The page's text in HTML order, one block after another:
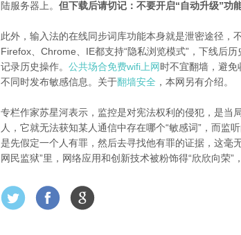
陆服务器上。 但下载后请切记：不要开启“自动升级”功
此外，输入法的在线同步词库功能本身就是泄密途径，
Firefox、Chrome、IE都支持“隐私浏览模式”，下线后
记录历史操作。 公共场合免费wifi上网时不宜翻墙，避
不同时发布敏感信息。关于翻墙安全 ，本网另有介绍。
专栏作家苏星河表示，监控是对宪法权利的侵犯，是当
人，它就无法获知某人通信中存在哪个“敏感词”，而监
是先假定一个人有罪，然后去寻找他有罪的证据，这毫
网民监狱”里，网络应用和创新技术被粉饰得“欣欣向荣”